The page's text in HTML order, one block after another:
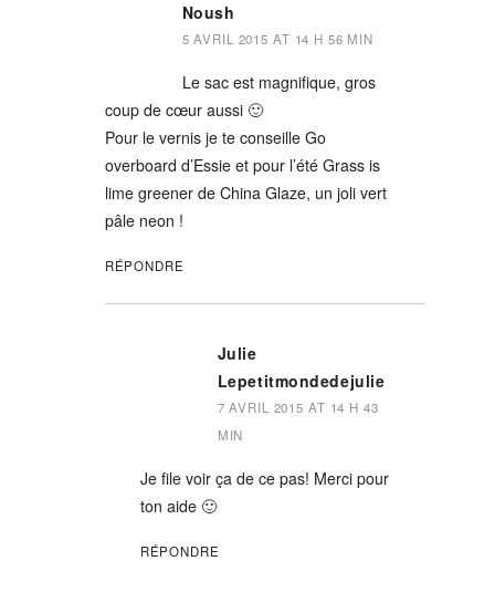
Noush
5 AVRIL 2015 AT 14 H 56 MIN
Le sac est magnifique, gros
coup de cœur aussi 🙂
Pour le vernis je te conseille Go
overboard d’Essie et pour l’été Grass is
lime greener de China Glaze, un joli vert
pâle neon !
RÉPONDRE
Julie
Lepetitmondedejulie
7 AVRIL 2015 AT 14 H 43
MIN
Je file voir ça de ce pas! Merci pour
ton aide 🙂
RÉPONDRE